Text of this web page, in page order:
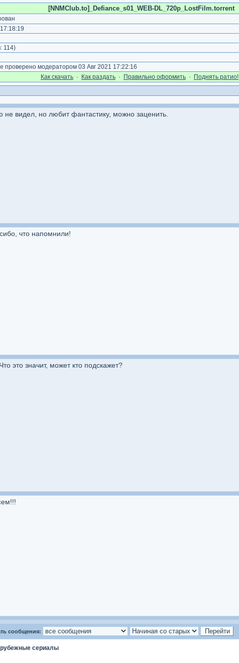
[NNMClub.to]_Defiance_s01_WEB-DL_720p_LostFilm.torrent
114)
проверено модератором 03 Авг 2021 17:22:16
Как cкачать · Как раздать · Правильно оформить · Поднять ратио!
не видел, но любит фантастику, можно заценить.
что напомнили!
это значит, может кто подскажет?
сообщения:
сериалы